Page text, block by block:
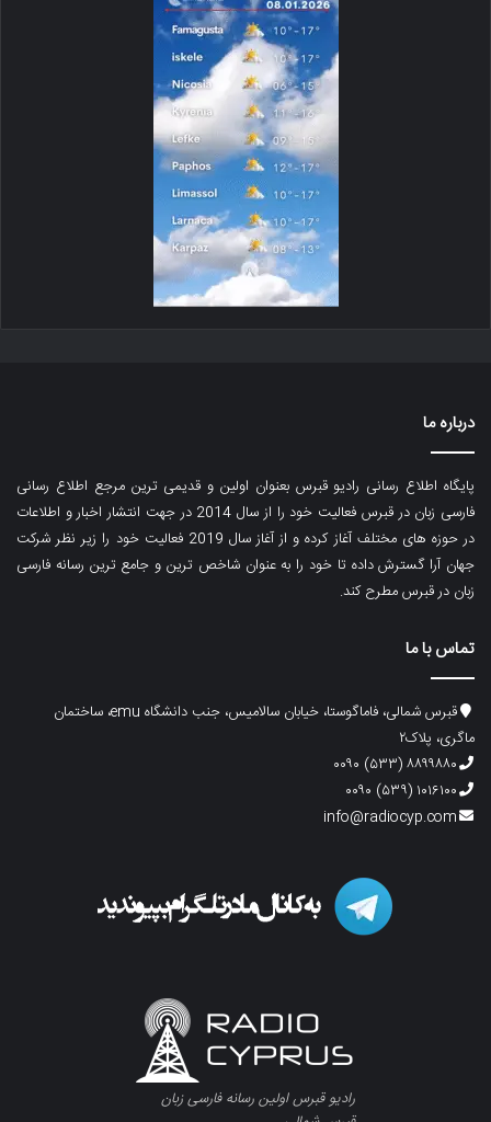
درباره ما
پایگاه اطلاع رسانی رادیو قبرس بعنوان اولین و قدیمی ترین مرجع اطلاع رسانی
فارسی زبان در قبرس فعالیت خود را از سال 2014 در جهت انتشار اخبار و اطلاعات
در حوزه های مختلف آغاز کرده و از آغاز سال 2019 فعالیت خود را زیر نظر شرکت
جهان آرا گسترش داده تا خود را به عنوان شاخص ترین و جامع ترین رسانه فارسی
زبان در قبرس مطرح کند.
تماس با ما
قبرس شمالی، فاماگوستا، خیابان سالامیس، جنب دانشگاه emu، ساختمان
ماگری، پلاک۲
۸۸۹۹۸۸۰ (۵۳۳) ۰۰۹۰
۱۰۱۶۱۰۰ (۵۳۹) ۰۰۹۰
info@radiocyp.com
رادیو قبرس اولین رسانه فارسی زبان